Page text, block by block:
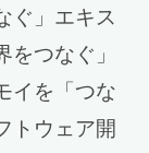
ぐ」エキス
つなぐ」
イを「つな
トウェア開